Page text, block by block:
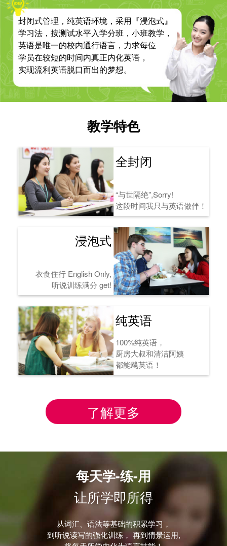
封闭式管理，纯英语环境，采用『浸泡式』
学习法，按测试水平入学分班，小班教学，
英语是唯一的校内通行语言，力求每位
学员在较短的时间内真正内化英语，
实现流利英语脱口而出的梦想。
教学特色
全封闭
“与世隔绝”,Sorry!
这段时间我只与英语做伴！
浸泡式
衣食住行 English Only,
听说训练满分 get!
纯英语
100%纯英语，
厨房大叔和清洁阿姨
都能飚英语！
了解更多
每天学-练-用
让所学即所得
从词汇、语法等基础的积累学习，
到听说读写的强化训练， 再到情景运用,